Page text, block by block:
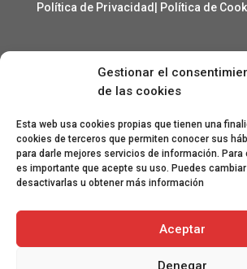
Gestionar el
de las cookies
Esta web usa cookies propias que tienen una
cookies de terceros que permiten conocer sus
para darle mejores servicios de información. Para
es importante que acepte su uso. Puedes
desactivarlas u obtener más información
Aceptar
Denegar
Política de Privacidad Política de
Contacto
angelcarmelo1956@gmail.com
Especial agradecimiento a Lorenzo
Eva San Martín, Jesús Benito Pertusa,